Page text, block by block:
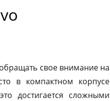
свое внимание на
в компактном корпусе
достигается сложными